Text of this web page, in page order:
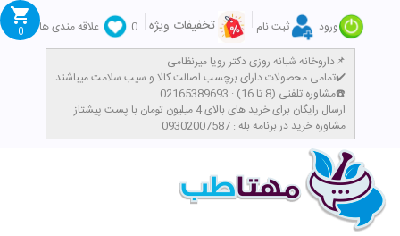
ورود ثبت نام تخفیفات ویژه 0
علاقه مندی ها
داروخانه شبانه روزی دکتر رویا میرنظامی📌
تمامی محصولات دارای برچسب اصالت کالا و سیب سلامت میباشند✔️
مشاوره تلفنی (8 تا 16) : 02165389693☎️
​ارسال رایگان برای خرید های بالای 4 میلیون تومان با پست پیشتاز
مشاوره خرید در برنامه بله : 09302007587
0